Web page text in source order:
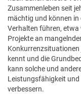
Zusammenleben seit
mächtig und können
Verhalten führen, etwa
Projekte an
Konkurrenzsituationen
kennt und die
kann solche und
Leistungsfähigkeit
verbessern.